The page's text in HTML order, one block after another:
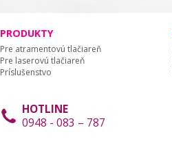
HOTLINE
0948 - 083 – 787
PRODUKTY
Pre atramentovú tlačiareň
Pre laserovú tlačiareň
Príslušenstvo